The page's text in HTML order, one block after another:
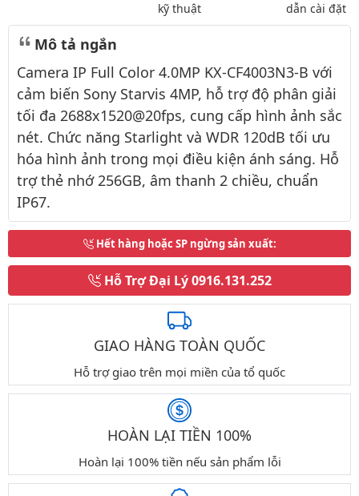
kỹ thuật
dẫn cài đặt
Mô tả ngắn
Camera IP Full Color 4.0MP KX-CF4003N3-B với
cảm biến Sony Starvis 4MP, hỗ trợ độ phân giải
tối đa 2688x1520@20fps, cung cấp hình ảnh sắc
nét. Chức năng Starlight và WDR 120dB tối ưu
hóa hình ảnh trong mọi điều kiện ánh sáng. Hỗ
trợ thẻ nhớ 256GB, âm thanh 2 chiều, chuẩn
IP67.
Hết hàng hoặc SP ngừng sản xuất:
Hỗ Trợ Đại Lý0916.131.252
GIAO HÀNG TOÀN QUỐC
Hỗ trợ giao trên mọi miền của tổ quốc
HOÀN LẠI TIỀN 100%
Hoàn lại 100% tiền nếu sản phẩm lỗi